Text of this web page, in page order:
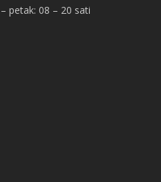
petak: 08 – 20 sati